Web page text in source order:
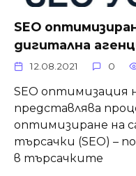
SEO
дигитална
12.08.2021 0
SEO оптимизация
представлява
оптимизиране на
търсачки (SEO) –
в търсачките